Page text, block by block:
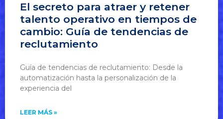
El secreto para atraer y retener
talento operativo en tiempos de
cambio: Guía de tendencias de
reclutamiento
Guía de tendencias de reclutamiento: Desde la
automatización hasta la personalización de la
experiencia del
LEER MÁS »